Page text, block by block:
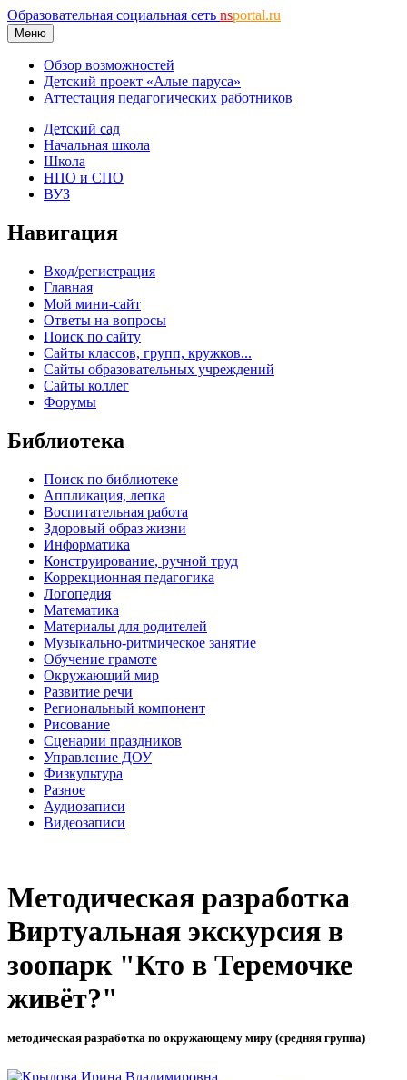
Образовательная социальная сеть nsportal.ru
Меню
Обзор возможностей
Детский проект «Алые паруса»
Аттестация педагогических работников
Детский сад
Начальная школа
Школа
НПО и СПО
ВУЗ
Навигация
Вход/регистрация
Главная
Мой мини-сайт
Ответы на вопросы
Поиск по сайту
Сайты классов, групп, кружков...
Сайты образовательных учреждений
Сайты коллег
Форумы
Библиотека
Поиск по библиотеке
Аппликация, лепка
Воспитательная работа
Здоровый образ жизни
Информатика
Конструирование, ручной труд
Коррекционная педагогика
Логопедия
Математика
Материалы для родителей
Музыкально-ритмическое занятие
Обучение грамоте
Окружающий мир
Развитие речи
Региональный компонент
Рисование
Сценарии праздников
Управление ДОУ
Физкультура
Разное
Аудиозаписи
Видеозаписи
Методическая разработка
Виртуальная экскурсия в
зоопарк "Кто в Теремочке
живёт?"
методическая разработка по окружающему миру (средняя группа)